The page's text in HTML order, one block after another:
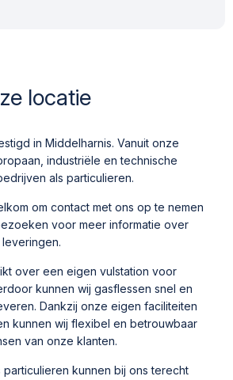
locatie
in Middelharnis. Vanuit onze
industriële en technische
als particulieren.
om contact met ons op te nemen
voor meer informatie over
over een eigen vulstation voor
kunnen wij gasflessen snel en
Dankzij onze eigen faciliteiten
kunnen wij flexibel en betrouwbaar
van onze klanten.
kunnen bij ons terecht